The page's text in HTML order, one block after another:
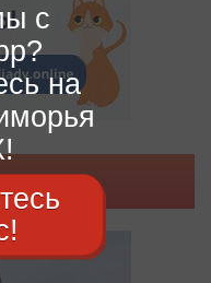
с
на